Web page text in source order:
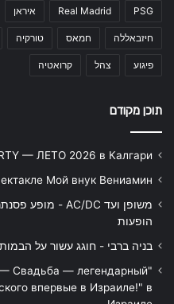
PSG
Real Madrid איראן
חיזבאללה חמאס טורקיה
פיגוע צהל קרואטיה
תוכן מקודם
— ЛЕТО 2026 в Калгари
Мой внук Вениамин
הופעות
בניה ברבי - חוגג עשור על הבמות! 2026 - כרטיסים ולוח
— Свадьба — легендарный
впервые в Израиле!" в